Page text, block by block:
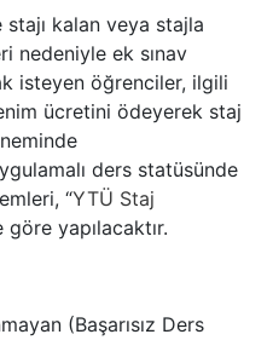
stajı kalan veya stajla
nedeniyle ek sınav
isteyen öğrenciler, ilgili
ücretini ödeyerek staj
ders statüsünde
“YTÜ Staj
göre yapılacaktır.
(Başarısız Ders